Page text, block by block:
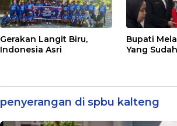
Gerakan Langit Biru,
Indonesia Asri
Bupati
Yang
penyerangan di spbu kalteng